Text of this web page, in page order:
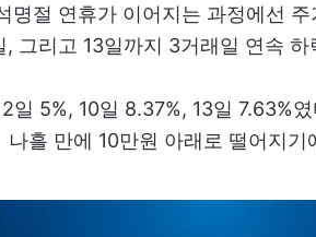
명절 연휴가 이어지는 과정에선
, 그리고 13일까지 3거래일 연속
일 5%, 10일 8.37%, 13일 7.63%
나흘 만에 10만원 아래로 떨어지기